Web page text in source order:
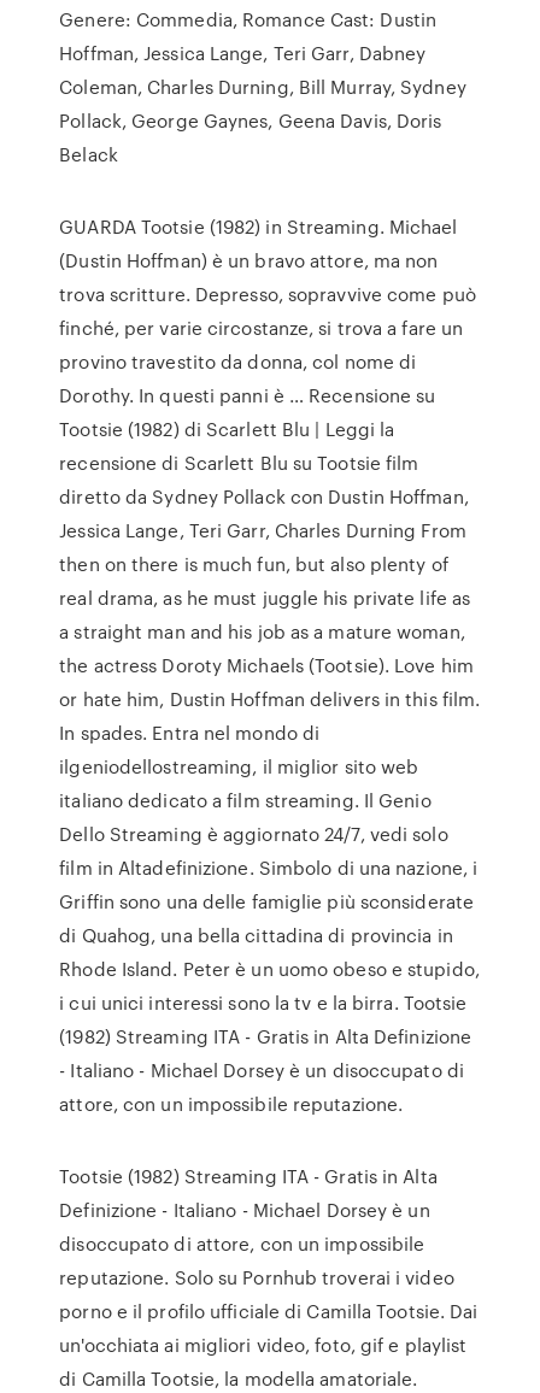
Genere: Commedia, Romance Cast: Dustin
Hoffman, Jessica Lange, Teri Garr, Dabney
Coleman, Charles Durning, Bill Murray, Sydney
Pollack, George Gaynes, Geena Davis, Doris
Belack
GUARDA Tootsie (1982) in Streaming. Michael
(Dustin Hoffman) è un bravo attore, ma non
trova scritture. Depresso, sopravvive come può
finché, per varie circostanze, si trova a fare un
provino travestito da donna, col nome di
Dorothy. In questi panni è … Recensione su
Tootsie (1982) di Scarlett Blu | Leggi la
recensione di Scarlett Blu su Tootsie film
diretto da Sydney Pollack con Dustin Hoffman,
Jessica Lange, Teri Garr, Charles Durning From
then on there is much fun, but also plenty of
real drama, as he must juggle his private life as
a straight man and his job as a mature woman,
the actress Doroty Michaels (Tootsie). Love him
or hate him, Dustin Hoffman delivers in this film.
In spades. Entra nel mondo di
ilgeniodellostreaming, il miglior sito web
italiano dedicato a film streaming. Il Genio
Dello Streaming è aggiornato 24/7, vedi solo
film in Altadefinizione. Simbolo di una nazione, i
Griffin sono una delle famiglie più sconsiderate
di Quahog, una bella cittadina di provincia in
Rhode Island. Peter è un uomo obeso e stupido,
i cui unici interessi sono la tv e la birra. Tootsie
(1982) Streaming ITA - Gratis in Alta Definizione
- Italiano - Michael Dorsey è un disoccupato di
attore, con un impossibile reputazione.
Tootsie (1982) Streaming ITA - Gratis in Alta
Definizione - Italiano - Michael Dorsey è un
disoccupato di attore, con un impossibile
reputazione. Solo su Pornhub troverai i video
porno e il profilo ufficiale di Camilla Tootsie. Dai
un'occhiata ai migliori video, foto, gif e playlist
di Camilla Tootsie, la modella amatoriale.